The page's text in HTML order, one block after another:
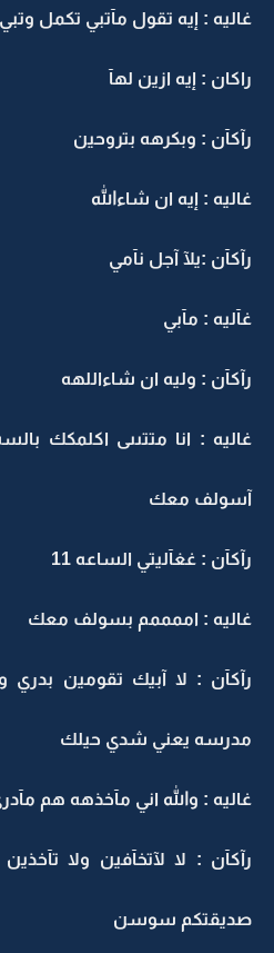
غاليه : إيه تقول مآتبي تكمل وتبي
راكان : إيه ازين لهآ
رآكآن : وبكرهه بتروحين
غاليه : إيه ان شاءالله
رآكآن :يلآ آجل نآمي
غآليه : مآبي
رآكآن : وليه ان شاءاللهه
غاليه : انا متتىىى اكلمكك
آسولف معك
رآكآن : غغآليتي الساعه 11
غاليه : اممممم بسولف معك
رآكآن : لا آبيك تقومين بدري
مدرسه يعني شدي حيلك
غاليه : والله اني مآخذهه هم
رآكآن : لا لآتخآفين ولا
صديقتكم سوسن